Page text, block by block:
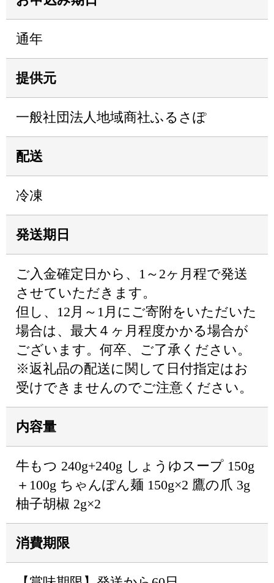
通年
提供元
一般社団法人地域商社ふるさぽ
配送
冷凍
発送期日
ご入金確定日から、1～2ヶ月程で発送
させていただきます。
但し、12月～1月にご寄附をいただいた
場合は、最大４ヶ月程度かかる場合が
ございます。何卒、ご了承ください。
※返礼品の配送に関して日付指定はお
受けできませんのでご注意ください。
内容量
牛もつ 240g+240g しょうゆスープ 150g
＋100g ちゃんぽん麺 150g×2 鷹の爪 3g
柚子胡椒 2g×2
消費期限